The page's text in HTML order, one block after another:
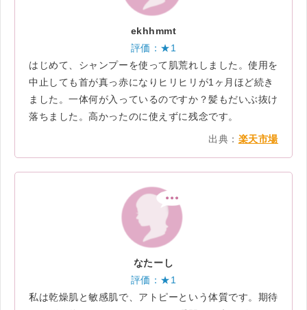
ekhhmmt
評価：★1
はじめて、シャンプーを使って肌荒れしました。使用を
中止しても首が真っ赤になりヒリヒリが1ヶ月ほど続き
ました。一体何が入っているのですか？髪もだいぶ抜け
落ちました。高かったのに使えずに残念です。
出典： 楽天市場
なたーし
評価：★1
私は乾燥肌と敏感肌で、アトピーという体質です。期待